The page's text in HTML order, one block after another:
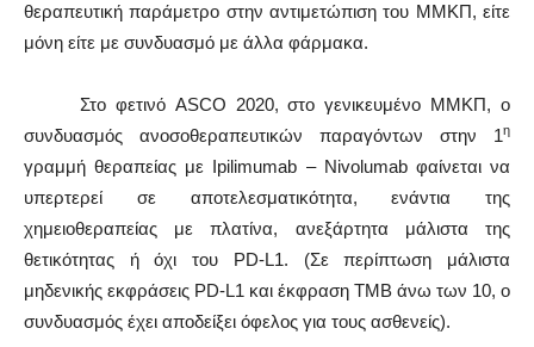
θεραπευτική παράμετρο στην αντιμετώπιση του ΜΜΚΠ, είτε
μόνη είτε με συνδυασμό με άλλα φάρμακα.
Στο φετινό ASCO 2020, στο γενικευμένο ΜΜΚΠ, ο
συνδυασμός ανοσοθεραπευτικών παραγόντων στην 1η
γραμμή θεραπείας με Ipilimumab – Nivolumab φαίνεται να
υπερτερεί σε αποτελεσματικότητα, ενάντια της
χημειοθεραπείας με πλατίνα, ανεξάρτητα μάλιστα της
θετικότητας ή όχι του PD-L1. (Σε περίπτωση μάλιστα
μηδενικής εκφράσεις PD-L1 και έκφραση TMB άνω των 10, ο
συνδυασμός έχει αποδείξει όφελος για τους ασθενείς).